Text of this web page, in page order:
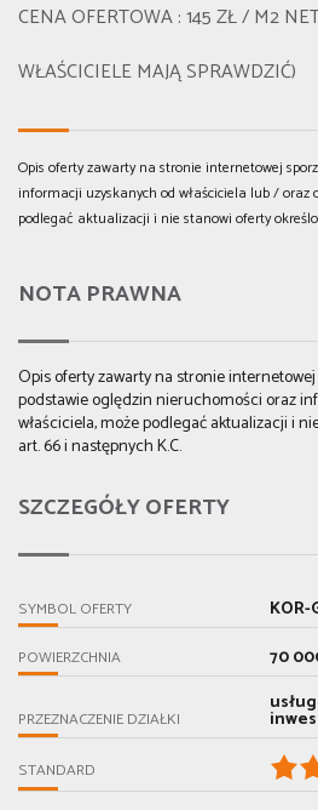
CENA OFERTOWA : 145 ZŁ / M2
WŁAŚCICIELE MAJĄ SPRAWDZIĆ)
Opis oferty zawarty na stronie internetowej
informacji uzyskanych od właściciela lub / oraz
podlegać aktualizacji i nie stanowi oferty
NOTA PRAWNA
Opis oferty zawarty na stronie
podstawie oględzin nieruchomości oraz
właściciela, może podlegać aktualizacji i
art. 66 i następnych K.C.
SZCZEGÓŁY OFERTY
SYMBOL OFERTY KOR-
POWIERZCHNIA 70
PRZEZNACZENIE DZIAŁKI
STANDARD